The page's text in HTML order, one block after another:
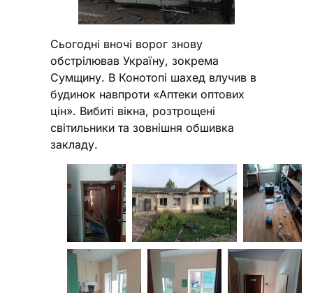
Сьогодні вночі ворог знову
обстрілював Україну, зокрема
Сумщину. В Конотопі шахед влучив в
будинок навпроти «Аптеки оптових
цін». Вибиті вікна, розтрощені
світильники та зовнішня обшивка
закладу.